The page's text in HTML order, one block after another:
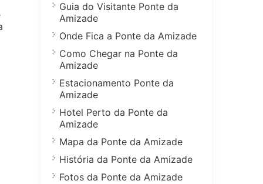
Guia do Visitante Ponte da
Amizade
Onde Fica a Ponte da Amizade
Como Chegar na Ponte da
Amizade
Estacionamento Ponte da
Amizade
Hotel Perto da Ponte da
Amizade
Mapa da Ponte da Amizade
História da Ponte da Amizade
Fotos da Ponte da Amizade